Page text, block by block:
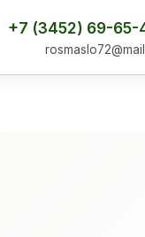
+7 (3452) 69-65-